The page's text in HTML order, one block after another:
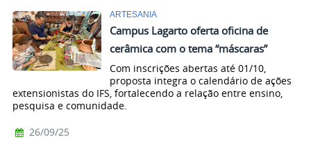
ARTESANIA
Campus Lagarto oferta oficina de
cerâmica com o tema “máscaras”
Com inscrições abertas até 01/10,
proposta integra o calendário de ações
extensionistas do IFS, fortalecendo a relação entre ensino,
pesquisa e comunidade.
26/09/25